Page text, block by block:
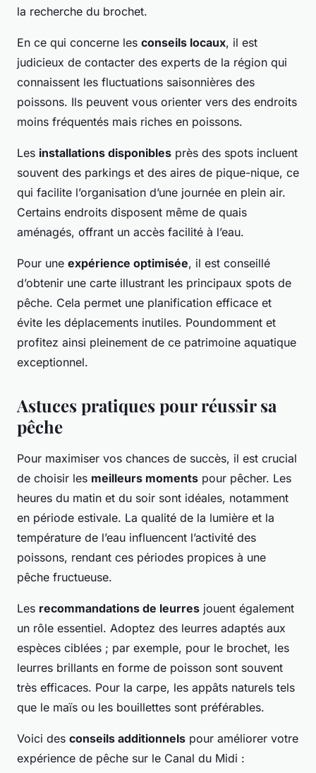
la recherche du brochet.
En ce qui concerne les conseils locaux, il est
judicieux de contacter des experts de la région qui
connaissent les fluctuations saisonnières des
poissons. Ils peuvent vous orienter vers des endroits
moins fréquentés mais riches en poissons.
Les installations disponibles près des spots incluent
souvent des parkings et des aires de pique-nique, ce
qui facilite l’organisation d’une journée en plein air.
Certains endroits disposent même de quais
aménagés, offrant un accès facilité à l’eau.
Pour une expérience optimisée, il est conseillé
d’obtenir une carte illustrant les principaux spots de
pêche. Cela permet une planification efficace et
évite les déplacements inutiles. Poundomment et
profitez ainsi pleinement de ce patrimoine aquatique
exceptionnel.
Astuces pratiques pour réussir sa
pêche
Pour maximiser vos chances de succès, il est crucial
de choisir les meilleurs moments pour pêcher. Les
heures du matin et du soir sont idéales, notamment
en période estivale. La qualité de la lumière et la
température de l’eau influencent l’activité des
poissons, rendant ces périodes propices à une
pêche fructueuse.
Les recommandations de leurres jouent également
un rôle essentiel. Adoptez des leurres adaptés aux
espèces ciblées ; par exemple, pour le brochet, les
leurres brillants en forme de poisson sont souvent
très efficaces. Pour la carpe, les appâts naturels tels
que le maïs ou les bouillettes sont préférables.
Voici des conseils additionnels pour améliorer votre
expérience de pêche sur le Canal du Midi :